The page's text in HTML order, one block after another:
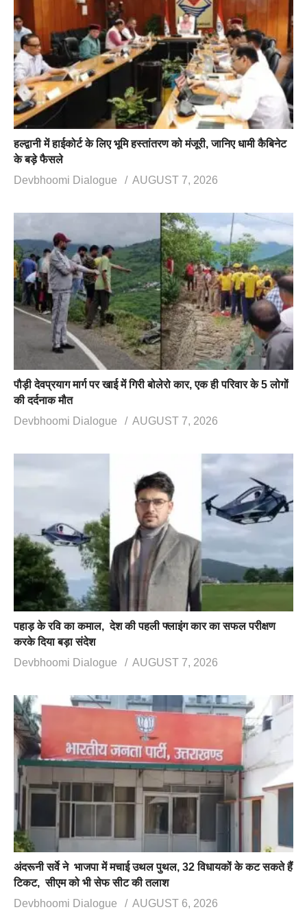
हल्द्वानी में हाईकोर्ट के लिए भूमि हस्तांतरण को मंजूरी, जानिए धामी कैबिनेट
के बड़े फैसले
Devbhoomi Dialogue
AUGUST 7, 2026
पौड़ी देवप्रयाग मार्ग पर खाई में गिरी बोलेरो कार, एक ही परिवार के 5 लोगों
की दर्दनाक मौत
Devbhoomi Dialogue
AUGUST 7, 2026
पहाड़ के रवि का कमाल, देश की पहली फ्लाइंग कार का सफल परीक्षण
करके दिया बड़ा संदेश
Devbhoomi Dialogue
AUGUST 7, 2026
अंदरूनी सर्वे ने भाजपा में मचाई उथल पुथल, 32 विधायकों के कट सकते हैं
टिकट, सीएम को भी सेफ सीट की तलाश
Devbhoomi Dialogue
AUGUST 6, 2026